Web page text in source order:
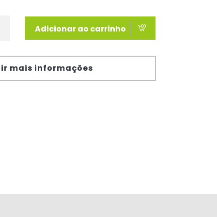
Adicionar ao carrinho
mais informações